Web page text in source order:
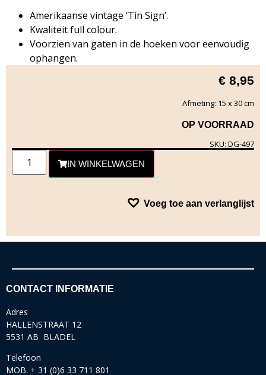
Amerikaanse vintage ‘Tin Sign’.
Kwaliteit full colour.
Voorzien van gaten in de hoeken voor eenvoudig
ophangen.
€ 8,95
Afmeting: 15 x 30 cm
OP VOORRAAD
SKU: DG-497
IN WINKELWAGEN
Voeg toe aan verlanglijst
CONTACT INFORMATIE
Adres
HALLENSTRAAT 12
5531 AB BLADEL
Telefoon
MOB. + 31 (0)6 33 711 801